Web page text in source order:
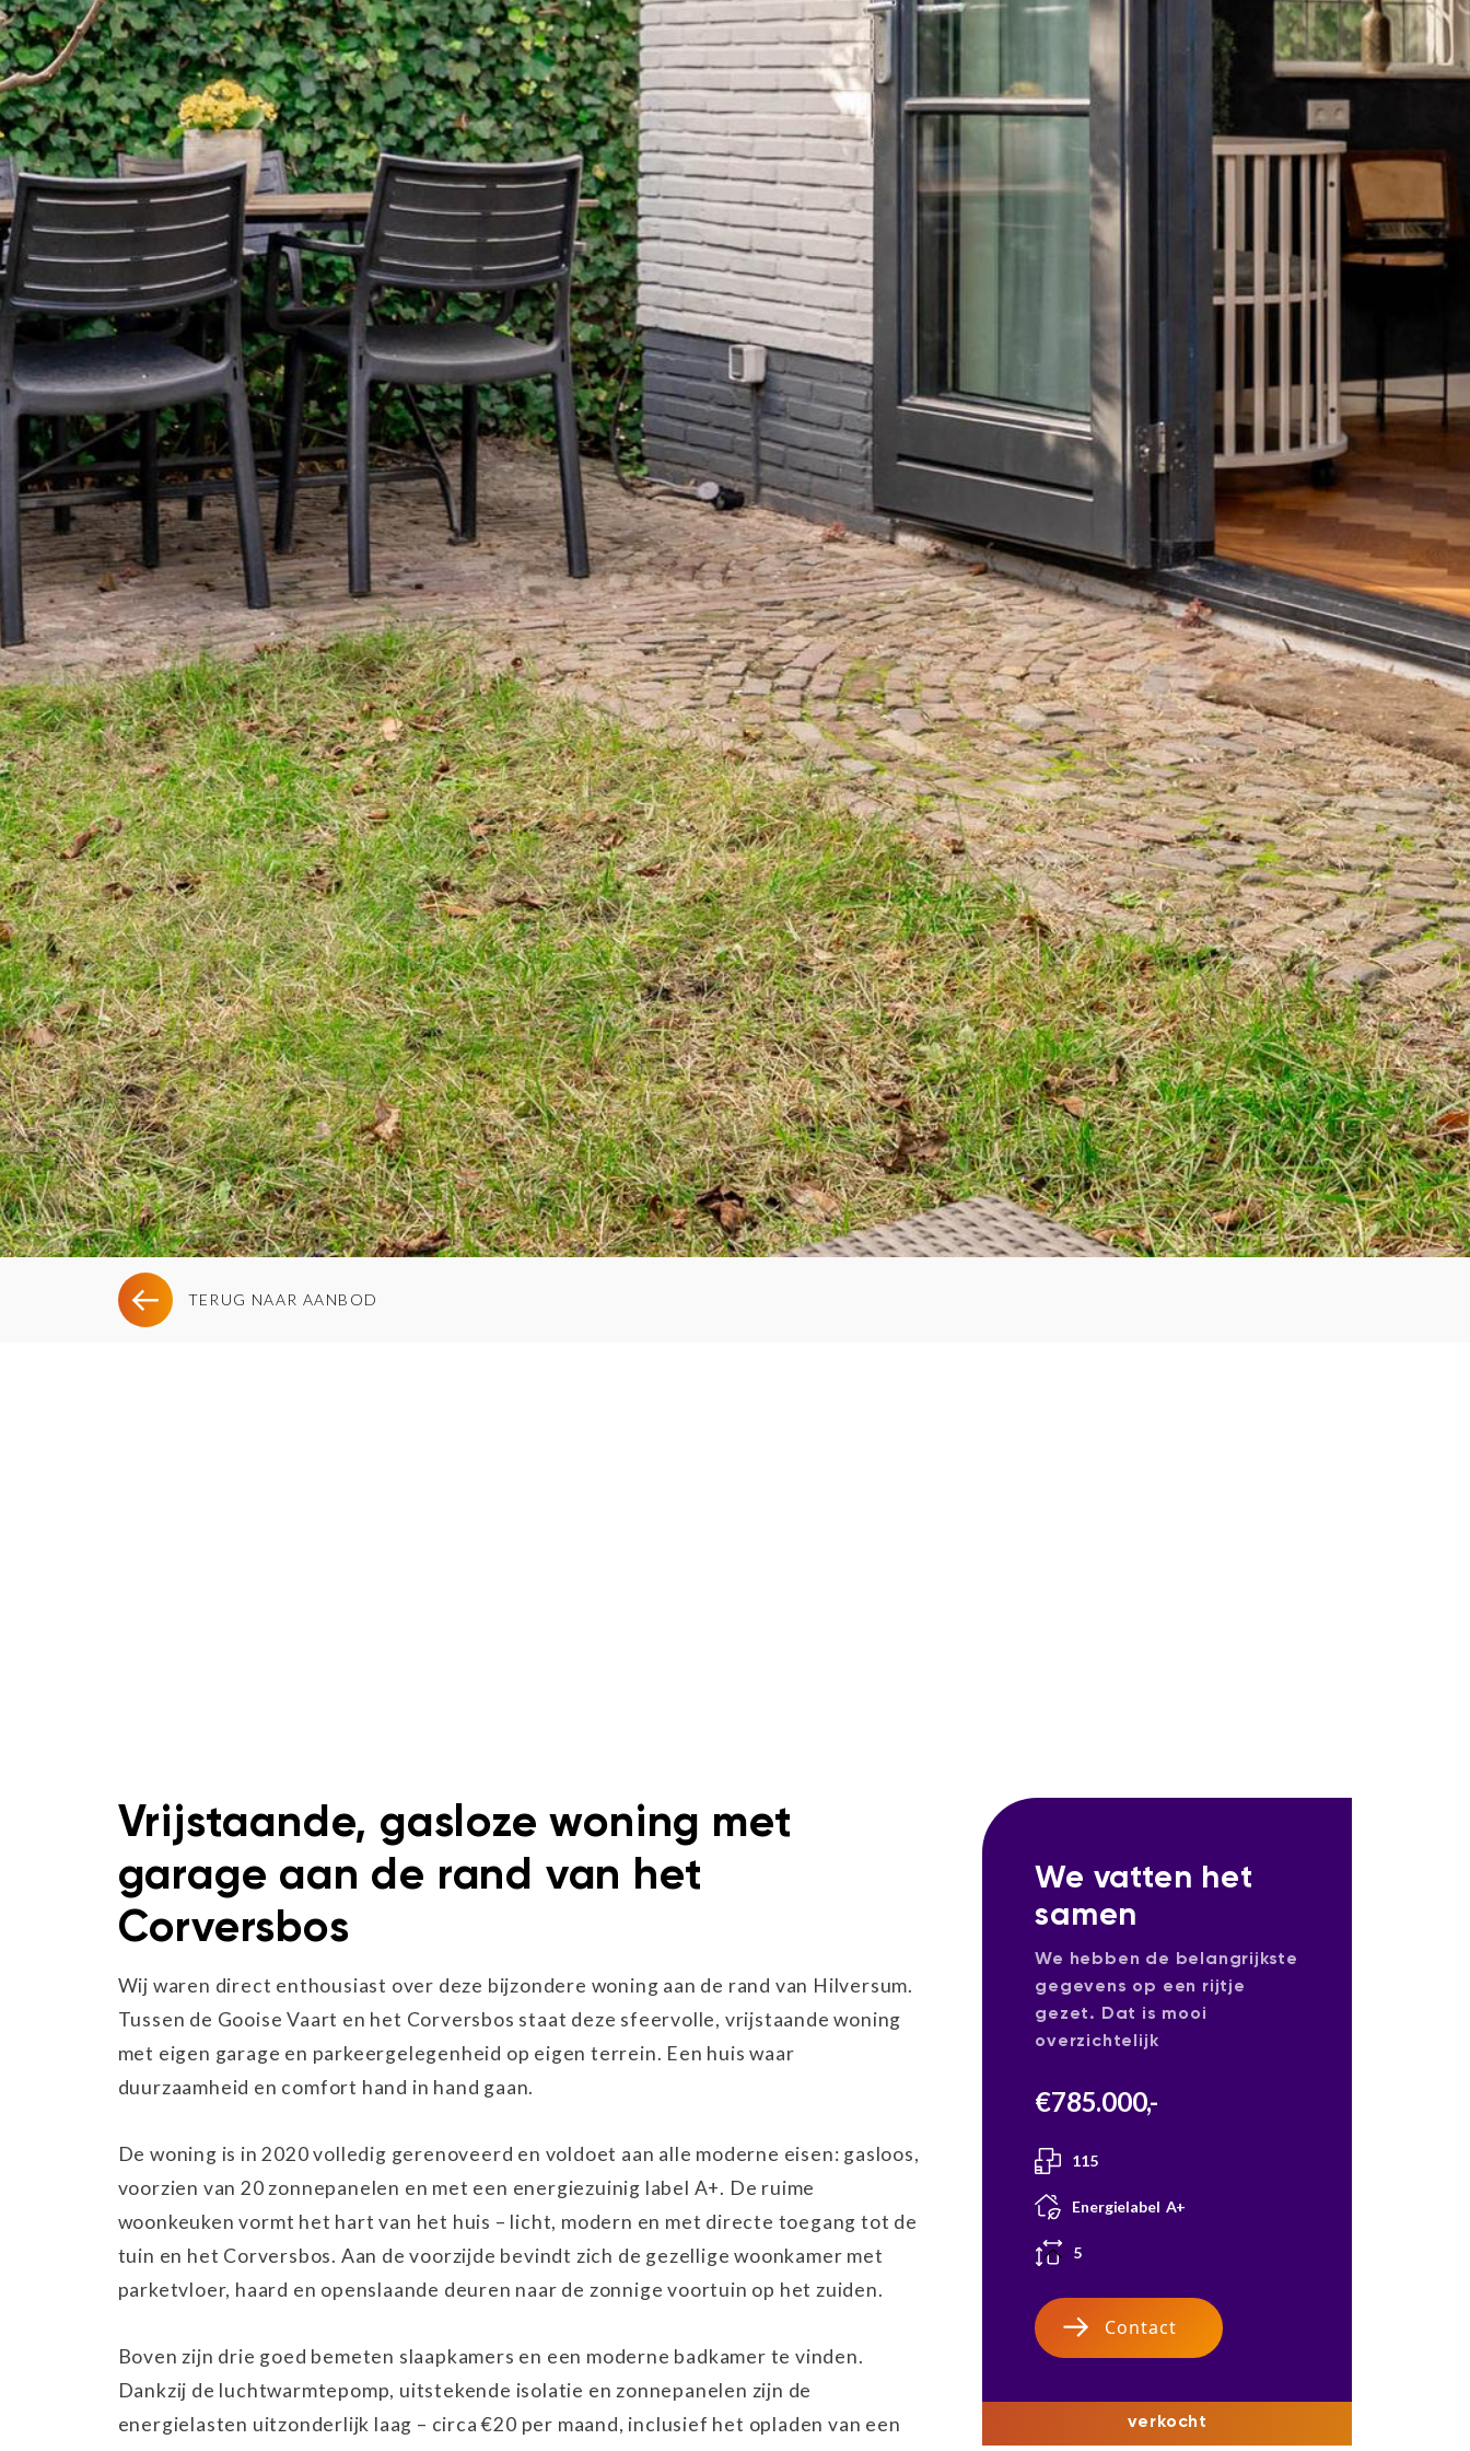
TERUG NAAR AANBOD
Vrijstaande, gasloze woning met
garage aan de rand van het
Corversbos
Wij waren direct enthousiast over deze bijzondere woning aan de rand van Hilversum.
Tussen de Gooise Vaart en het Corversbos staat deze sfeervolle, vrijstaande woning
met eigen garage en parkeergelegenheid op eigen terrein. Een huis waar
duurzaamheid en comfort hand in hand gaan.
De woning is in 2020 volledig gerenoveerd en voldoet aan alle moderne eisen: gasloos,
voorzien van 20 zonnepanelen en met een energiezuinig label A+. De ruime
woonkeuken vormt het hart van het huis – licht, modern en met directe toegang tot de
tuin en het Corversbos. Aan de voorzijde bevindt zich de gezellige woonkamer met
parketvloer, haard en openslaande deuren naar de zonnige voortuin op het zuiden.
Boven zijn drie goed bemeten slaapkamers en een moderne badkamer te vinden.
Dankzij de luchtwarmtepomp, uitstekende isolatie en zonnepanelen zijn de
energielasten uitzonderlijk laag – circa €20 per maand, inclusief het opladen van een
We vatten het
samen
We hebben de belangrijkste
gegevens op een rijtje
gezet. Dat is mooi
overzichtelijk
€785.000,-
115
Energielabel A+
5
Contact
verkocht